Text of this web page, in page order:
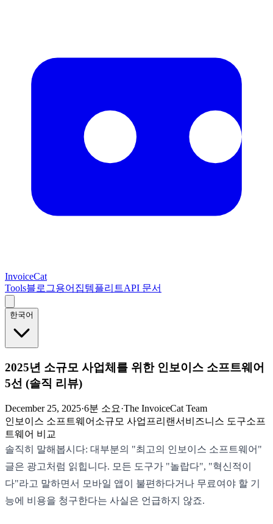
InvoiceCat
Tools블로그용어집템플리트API 문서
한국어
2025년 소규모 사업체를 위한 인보이스 소프트웨어
5선 (솔직 리뷰)
December 25, 2025·6분 소요·The InvoiceCat Team
인보이스 소프트웨어 소규모 사업프리랜서 비즈니스 도구소프
트웨어 비교
솔직히 말해봅시다: 대부분의 "최고의 인보이스 소프트웨어"
글은 광고처럼 읽힙니다. 모든 도구가 "놀랍다", "혁신적이
다"라고 말하면서 모바일 앱이 불편하다거나 무료여야 할 기
능에 비용을 청구한다는 사실은 언급하지 않죠.